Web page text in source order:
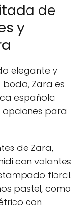
de
y
elegante y
Zara es
española
para
de Zara,
con volantes
floral.
pastel, como
con